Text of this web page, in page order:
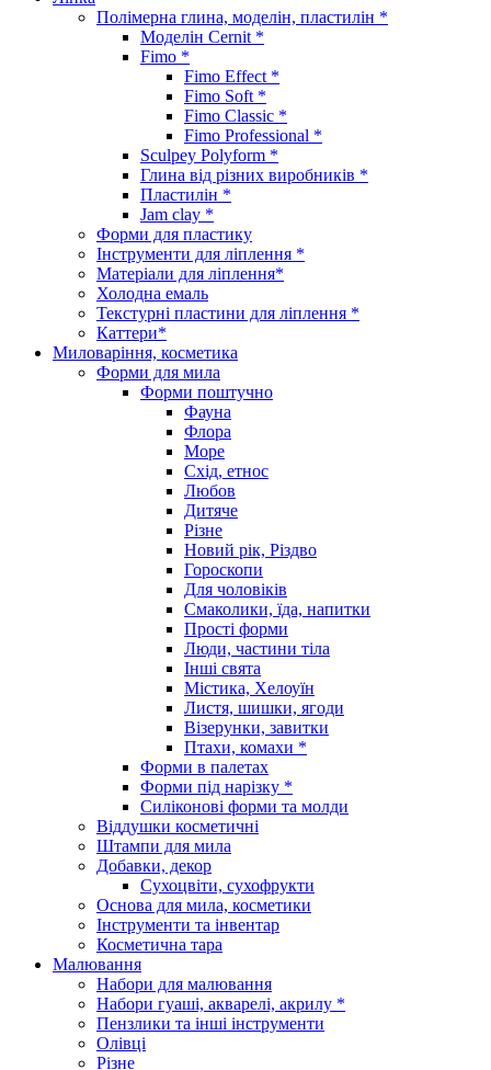
Полімерна глина, моделін, пластилін *
Моделін Cernit *
Fimo *
Fimo Effect *
Fimo Soft *
Fimo Classic *
Fimo Professional *
Sculpey Polyform *
Глина від різних виробників *
Пластилін *
Jam clay *
Форми для пластику
Інструменти для ліплення *
Матеріали для ліплення*
Холодна емаль
Текстурні пластини для ліплення *
Каттери*
Миловаріння, косметика
Форми для мила
Форми поштучно
Фауна
Флора
Море
Схід, етнос
Любов
Дитяче
Різне
Новий рік, Різдво
Гороскопи
Для чоловіків
Смаколики, їда, напитки
Прості форми
Люди, частини тіла
Інші свята
Містика, Хелоуїн
Листя, шишки, ягоди
Візерунки, завитки
Птахи, комахи *
Форми в палетах
Форми під нарізку *
Силіконові форми та молди
Віддушки косметичні
Штампи для мила
Добавки, декор
Сухоцвіти, сухофрукти
Основа для мила, косметики
Інструменти та інвентар
Косметична тара
Малювання
Набори для малювання
Набори гуаші, акварелі, акрилу *
Пензлики та інші інструменти
Олівці
Різне